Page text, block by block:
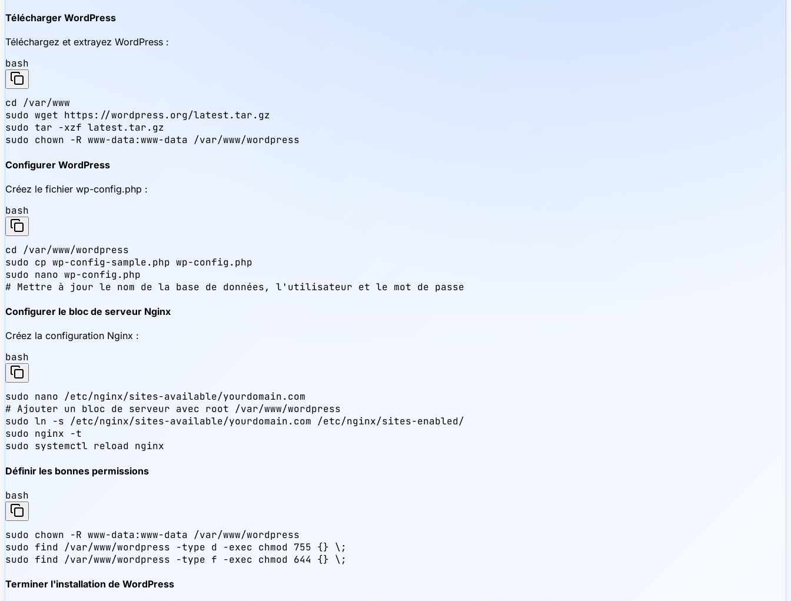
Télécharger WordPress
Téléchargez et extrayez WordPress :
bash
cd /var/www
sudo wget https://wordpress.org/latest.tar.gz
sudo tar -xzf latest.tar.gz
sudo chown -R www-data:www-data /var/www/wordpress
Configurer WordPress
Créez le fichier wp-config.php :
bash
cd /var/www/wordpress
sudo cp wp-config-sample.php wp-config.php
sudo nano wp-config.php
# Mettre à jour le nom de la base de données, l'utilisateur et le mot de passe
Configurer le bloc de serveur Nginx
Créez la configuration Nginx :
bash
sudo nano /etc/nginx/sites-available/yourdomain.com
# Ajouter un bloc de serveur avec root /var/www/wordpress
sudo ln -s /etc/nginx/sites-available/yourdomain.com /etc/nginx/sites-enabled/
sudo nginx -t
sudo systemctl reload nginx
Définir les bonnes permissions
bash
sudo chown -R www-data:www-data /var/www/wordpress
sudo find /var/www/wordpress -type d -exec chmod 755 {} \;
sudo find /var/www/wordpress -type f -exec chmod 644 {} \;
Terminer l'installation de WordPress